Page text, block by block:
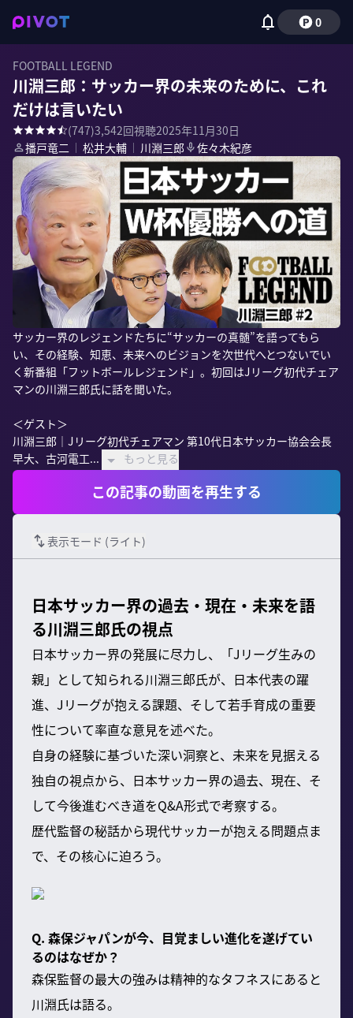
0
FOOTBALL LEGEND
川淵三郎：サッカー界の未来のために、これ
だけは言いたい
(747)3,542回視聴2025年11月30日
播戸竜二 ｜ 松井大輔 ｜ 川淵三郎 佐々木紀彦
サッカー界のレジェンドたちに“サッカーの真髄”を語ってもら
い、その経験、知恵、未来へのビジョンを次世代へとつないでい
く新番組「フットボールレジェンド」。初回はJリーグ初代チェア
マンの川淵三郎氏に話を聞いた。
＜ゲスト＞
川淵三郎｜Jリーグ初代チェアマン 第10代日本サッカー協会会長
早大、古河電工...
もっと見る
この記事の動画を再生する
表示モード (ライト)
日本サッカー界の過去・現在・未来を語
る川淵三郎氏の視点
日本サッカー界の発展に尽力し、「Jリーグ生みの
親」として知られる川淵三郎氏が、日本代表の躍
進、Jリーグが抱える課題、そして若手育成の重要
性について率直な意見を述べた。
自身の経験に基づいた深い洞察と、未来を見据える
独自の視点から、日本サッカー界の過去、現在、そ
して今後進むべき道をQ&A形式で考察する。
歴代監督の秘話から現代サッカーが抱える問題点ま
で、その核心に迫ろう。
Q. 森保ジャパンが今、目覚ましい進化を遂げてい
るのはなぜか？
森保監督の最大の強みは精神的なタフネスにあると
川淵氏は語る。